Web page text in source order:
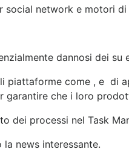
social network e motori di
dannosi dei su
piattaforme come , e di
che i loro
dei processi nel Task
news interessante.